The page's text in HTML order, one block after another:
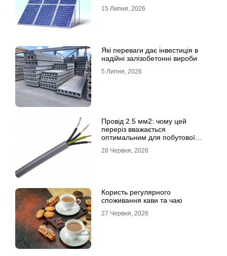
15 Липня, 2026
Які переваги дає інвестиція в
надійні залізобетонні вироби
5 Липня, 2026
Провід 2.5 мм2: чому цей
переріз вважається
оптимальним для побутової
28 Червня, 2026
Користь регулярного
споживання кави та чаю
27 Червня, 2026